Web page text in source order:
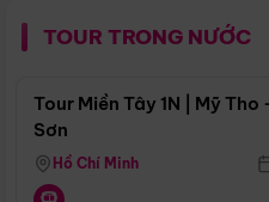
TOUR TRONG NƯỚC
Tour Miền Tây 1N | Mỹ
Sơn
Hồ Chí Minh